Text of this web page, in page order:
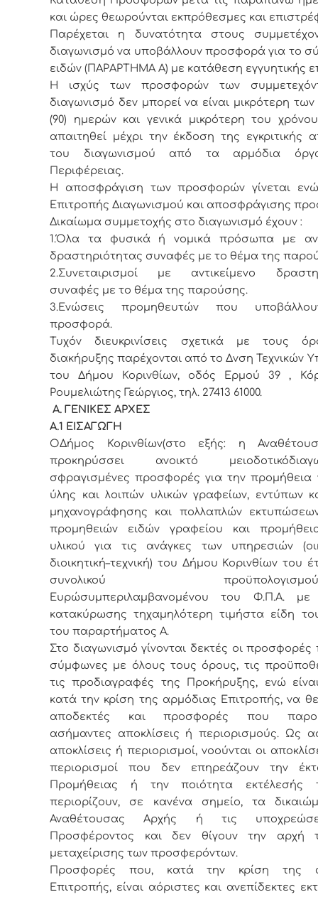
και ώρες θεωρούνται εκπρόθεσμες και
Παρέχεται η δυνατότητα στους
διαγωνισμό να υποβάλλουν προσφορά για το
ειδών (ΠΑΡΑΡΤΗΜΑ Α) με κατάθεση εγγυητικής
Η ισχύς των προσφορών των
διαγωνισμό δεν μπορεί να είναι μικρότερη των
(90) ημερών και γενικά μικρότερη του
απαιτηθεί μέχρι την έκδοση της εγκριτικής
του διαγωνισμού από τα αρμόδια
Περιφέρειας.
Η αποσφράγιση των προσφορών γίνεται
Επιτροπής Διαγωνισμού και αποσφράγισης
Δικαίωμα συμμετοχής στο διαγωνισμό έχουν :
1.Όλα τα φυσικά ή νομικά πρόσωπα με
δραστηριότητας συναφές με το θέμα της
2.Συνεταιρισμοί με αντικείμενο
συναφές με το θέμα της παρούσης.
3.Ενώσεις προμηθευτών που
προσφορά.
Τυχόν διευκρινίσεις σχετικά με τους
διακήρυξης παρέχονται από το Δνση Τεχνικών
του Δήμου Κορινθίων, οδός Ερμού 39 ,
Ρουμελιώτης Γεώργιος, τηλ. 27413 61000.
Α. ΓΕΝΙΚΕΣ ΑΡΧΕΣ
Α.1 ΕΙΣΑΓΩΓΗ
ΟΔήμος Κορινθίων(στο εξής: η
προκηρύσσει ανοικτό
σφραγισμένες προσφορές για την προμήθεια
ύλης και λοιπών υλικών γραφείων, εντύπων
μηχανογράφησης και πολλαπλών
προμηθειών ειδών γραφείου και
υλικού για τις ανάγκες των υπηρεσιών
διοικητική–τεχνική) του Δήμου Κορινθίων του
συνολικού
Ευρώσυμπεριλαμβανομένου του Φ.Π.Α. με
κατακύρωσης τηχαμηλότερη τιμήστα είδη
του παραρτήματος Α.
Στο διαγωνισμό γίνονται δεκτές οι προσφορές
σύμφωνες με όλους τους όρους, τις
τις προδιαγραφές της Προκήρυξης, ενώ
κατά την κρίση της αρμόδιας Επιτροπής, να
αποδεκτές και προσφορές που
ασήμαντες αποκλίσεις ή περιορισμούς. Ως
αποκλίσεις ή περιορισμοί, νοούνται οι
περιορισμοί που δεν επηρεάζουν την
Προμήθειας ή την ποιότητα εκτέλεσής
περιορίζουν, σε κανένα σημείο, τα
Αναθέτουσας Αρχής ή τις
Προσφέροντος και δεν θίγουν την αρχή
μεταχείρισης των προσφερόντων.
Προσφορές που, κατά την κρίση της
Επιτροπής, είναι αόριστες και ανεπίδεκτες